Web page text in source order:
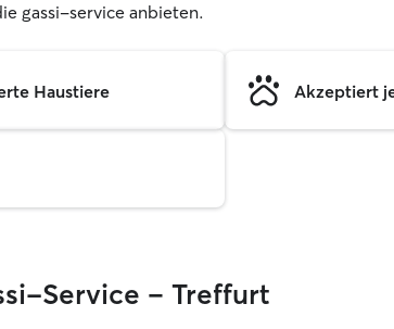
gassi-service anbieten.
Haustiere Akzeptiert
Service – Treffurt